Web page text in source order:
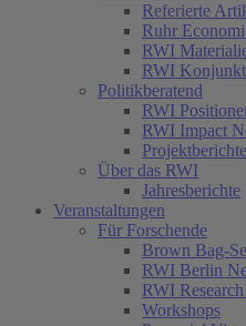
Referierte
Ruhr
RWI
RWI
Politikberatend
RWI
RWI Impact
Projektberichte
Über das RWI
Jahresberichte
Veranstaltungen
Für Forschende
Brown Bag-
RWI Berlin
RWI
Workshops